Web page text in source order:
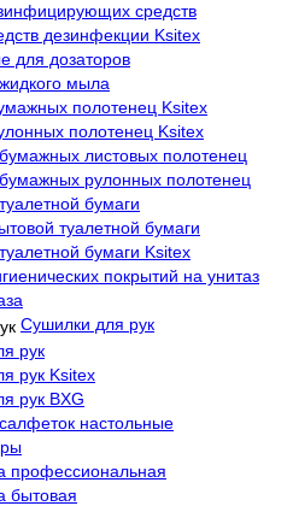
средств
дезинфекции Ksitex
для дозаторов
мыла
полотенец Ksitex
полотенец Ksitex
листовых полотенец
рулонных полотенец
бумаги
туалетной бумаги
бумаги Ksitex
покрытий на унитаз
Сушилки для рук
рук
рук Ksitex
рук BXG
настольные
профессиональная
бытовая